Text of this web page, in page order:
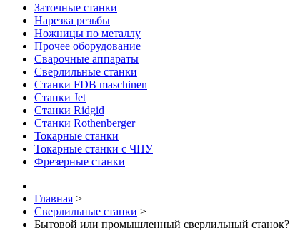
Заточные станки
Нарезка резьбы
Ножницы по металлу
Прочее оборудование
Сварочные аппараты
Сверлильные станки
Станки FDB maschinen
Станки Jet
Станки Ridgid
Станки Rothenberger
Токарные станки
Токарные станки с ЧПУ
Фрезерные станки
Главная >
Сверлильные станки >
Бытовой или промышленный сверлильный станок?